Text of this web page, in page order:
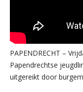
PAPENDRECHT –
Papendrechtse
uitgereikt door